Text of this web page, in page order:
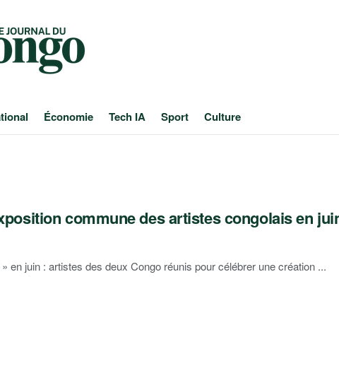
Économie Tech IA Sport Culture
commune des artistes congolais en
en juin : artistes des deux Congo réunis pour célébrer une création ...